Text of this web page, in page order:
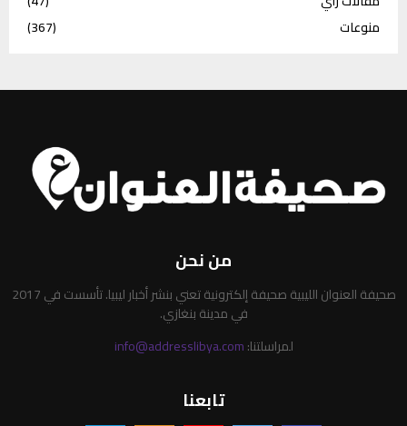
منوعات
(367)
من نحن
صحيفة العنوان الليبية صحيفة إلكترونية تعني بنشر أخبار ليبيا. تأسست في 2017
في مدينة بنغازي.
لمراسلتنا:info@addresslibya.com
تابعنا